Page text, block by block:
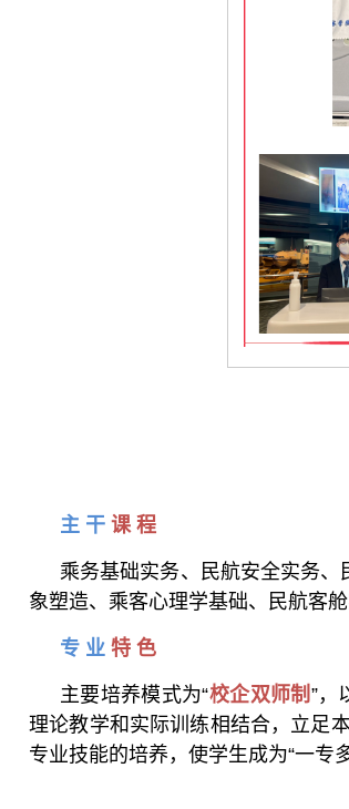
主 干 课 程
乘务基础实务、民航安全实务
象塑造、乘客心理学基础、民航客
专 业 特 色
主要培养模式为“校企双师制”，
理论教学和实际训练相结合，立足
专业技能的培养，使学生成为“一专